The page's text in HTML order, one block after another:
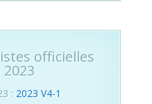
officielles
2023
: 2023 V4-1